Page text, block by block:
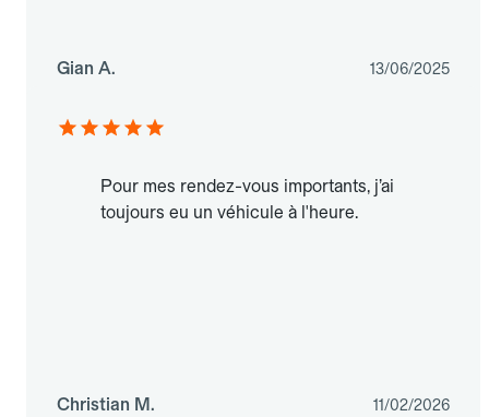
Gian A. 13/06/2025
Pour mes rendez-vous importants, j’ai
toujours eu un véhicule à l'heure.
Christian M. 11/02/2026